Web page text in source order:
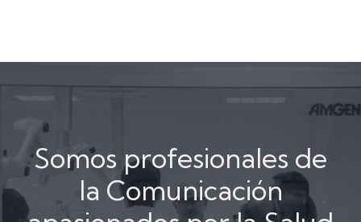
Somos profesionales de
la Comunicación